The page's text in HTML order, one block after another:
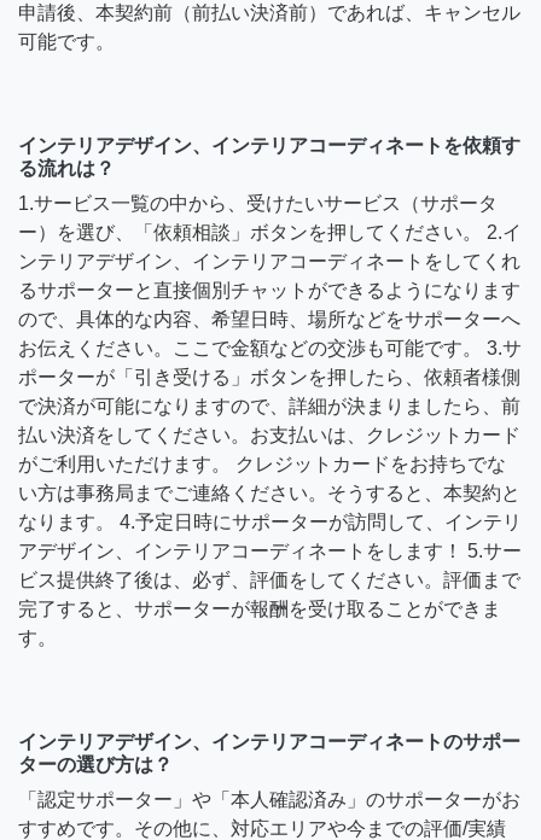
申請後、本契約前（前払い決済前）であれば、キャンセル
可能です。
インテリアデザイン、インテリアコーディネートを依頼す
る流れは？
1.サービス一覧の中から、受けたいサービス（サポータ
ー）を選び、「依頼相談」ボタンを押してください。 2.イ
ンテリアデザイン、インテリアコーディネートをしてくれ
るサポーターと直接個別チャットができるようになります
ので、具体的な内容、希望日時、場所などをサポーターへ
お伝えください。ここで金額などの交渉も可能です。 3.サ
ポーターが「引き受ける」ボタンを押したら、依頼者様側
で決済が可能になりますので、詳細が決まりましたら、前
払い決済をしてください。お支払いは、クレジットカード
がご利用いただけます。 クレジットカードをお持ちでな
い方は事務局までご連絡ください。そうすると、本契約と
なります。 4.予定日時にサポーターが訪問して、インテリ
アデザイン、インテリアコーディネートをします！ 5.サー
ビス提供終了後は、必ず、評価をしてください。評価まで
完了すると、サポーターが報酬を受け取ることができま
す。
インテリアデザイン、インテリアコーディネートのサポー
ターの選び方は？
「認定サポーター」や「本人確認済み」のサポーターがお
すすめです。その他に、対応エリアや今までの評価/実績